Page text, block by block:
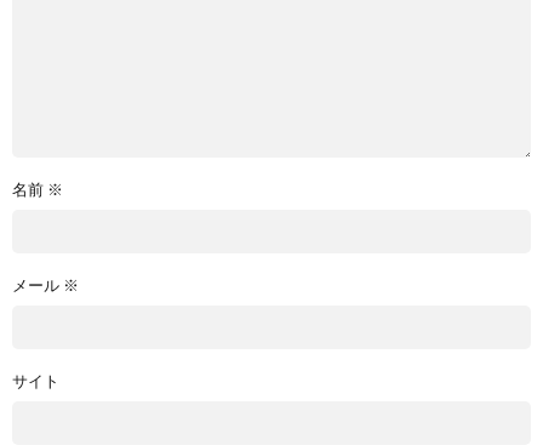
名前 ※
メール ※
サイト